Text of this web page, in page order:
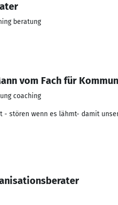
beratung
vom Fach für
coaching
- stören wenn es lähmt- damit